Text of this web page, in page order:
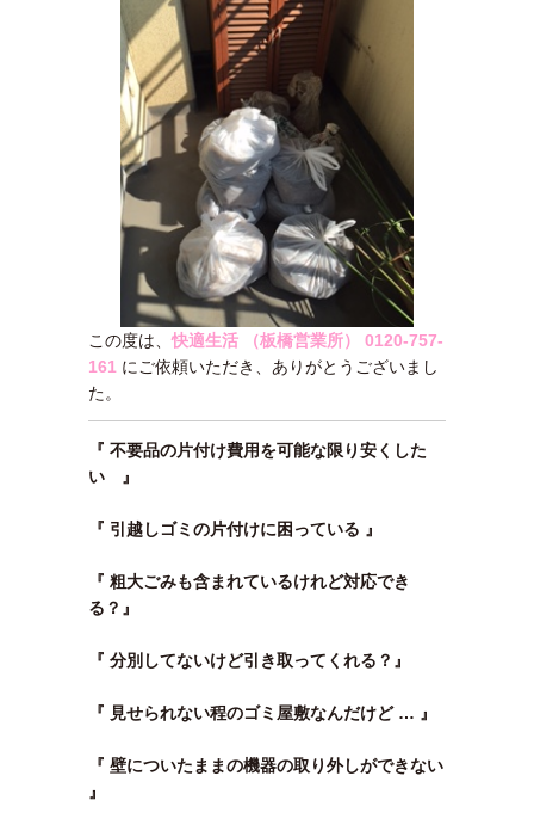
この度は、快適生活 （板橋営業所）
0120-757-
161 にご依頼いただき、ありがとうございまし
た。
『 不要品の片付け費用を可能な限り安くした
い 』
『 引越しゴミの片付けに困っている 』
『 粗大ごみも含まれているけれど対応でき
る？』
『 分別してないけど引き取ってくれる？』
『 見せられない程のゴミ屋敷なんだけど … 』
『 壁についたままの機器の取り外しができない
』